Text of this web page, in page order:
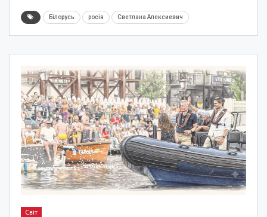
Білорусь росія Светлана Алексиевич
Світ